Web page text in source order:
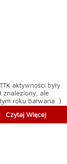
aktywności były
znaleziony, ale
roku bałwana :)
Czytaj Więcej